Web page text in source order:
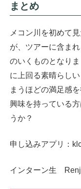
まとめ
メコン川を初めて
が、ツアーに含ま
のいくものとなり
に上回る素晴らし
まうほどの満足感
興味を持っている
うか？
申し込みアプリ：
インターン生